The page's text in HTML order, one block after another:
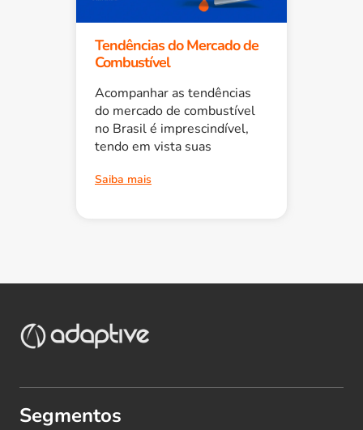
Tendências do Mercado de
Combustível
Acompanhar as tendências
do mercado de combustível
no Brasil é imprescindível,
tendo em vista suas
Saiba mais
Segmentos